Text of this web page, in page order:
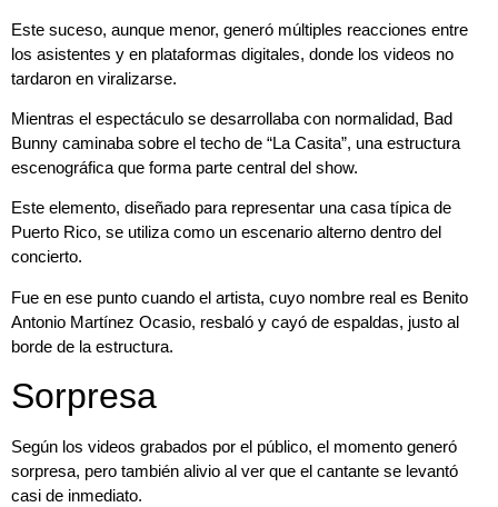
Este suceso, aunque menor, generó múltiples reacciones entre
los asistentes y en plataformas digitales, donde los videos no
tardaron en viralizarse.
Mientras el espectáculo se desarrollaba con normalidad, Bad
Bunny caminaba sobre el techo de “La Casita”, una estructura
escenográfica que forma parte central del show.
Este elemento, diseñado para representar una casa típica de
Puerto Rico, se utiliza como un escenario alterno dentro del
concierto.
Fue en ese punto cuando el artista, cuyo nombre real es Benito
Antonio Martínez Ocasio, resbaló y cayó de espaldas, justo al
borde de la estructura.
Sorpresa
Según los videos grabados por el público, el momento generó
sorpresa, pero también alivio al ver que el cantante se levantó
casi de inmediato.